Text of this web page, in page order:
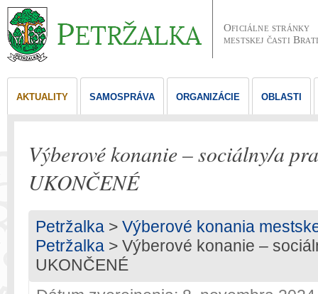
Oficiálne stránky
mestskej časti
AKTUALITY SAMOSPRÁVA ORGANIZÁCIE OBLASTI
Výberové konanie – sociálny/a
UKONČENÉ
Petržalka > Výberové konania
Petržalka > Výberové konanie –
UKONČENÉ